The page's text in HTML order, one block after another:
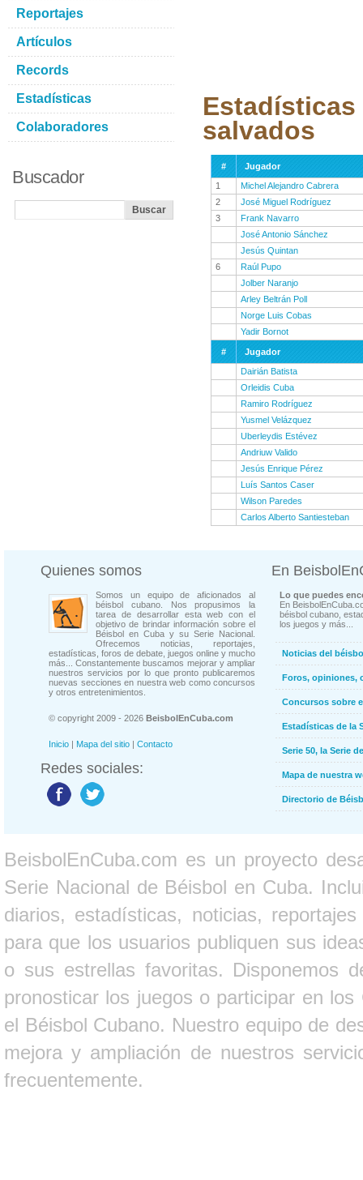
salvados
#
Jugador
1
Michel Alejandro Cabrera
2
José Miguel Rodríguez
3
Frank Navarro
José Antonio Sánchez
Jesús Quintan
6
Raúl Pupo
Jolber Naranjo
Arley Beltrán Poll
Norge Luis Cobas
Yadir Bornot
#
Jugador
Dairián Batista
Orleidis Cuba
Ramiro Rodríguez
Yusmel Velázquez
Uberleydis Estévez
Andriuw Valido
Jesús Enrique Pérez
Luís Santos Caser
Wilson Paredes
Carlos Alberto Santiesteban
Reportajes
Artículos
Records
Estadísticas
Colaboradores
Buscador
Quienes somos
Somos un equipo de aficionados al
béisbol cubano. Nos propusimos la
tarea de desarrollar esta web con el
objetivo de brindar información sobre el
Béisbol en Cuba y su Serie Nacional.
Ofrecemos noticias, reportajes,
estadísticas, foros de debate, juegos online y mucho
más... Constantemente buscamos mejorar y ampliar
nuestros servicios por lo que pronto publicaremos
nuevas secciones en nuestra web como concursos
y otros entretenimientos.
© copyright 2009 - 2026 BeisbolEnCuba.com
Inicio | Mapa del sitio | Contacto
Redes sociales:
En
Lo que puedes
En
béisbol cubano,
los juegos y más...
Noticias del
Foros, opiniones,
Concursos sobre
Estadísticas de la
Serie 50, la Serie
Mapa de nuestra
Directorio de
BeisbolEnCuba.com es un proyecto
Serie Nacional de Béisbol en Cuba.
diarios, estadísticas, noticias,
para que los usuarios publiquen sus
o sus estrellas favoritas. Disponemos
pronosticar los juegos o participar en
el Béisbol Cubano. Nuestro equipo de
mejora y ampliación de nuestros
frecuentemente.